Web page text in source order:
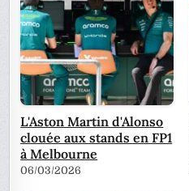
L'Aston Martin d'Alonso
clouée aux stands en FP1
à Melbourne
06/03/2026